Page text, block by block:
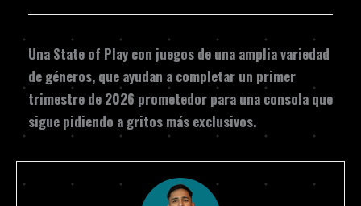
Una State of Play con juegos de una amplia variedad
de géneros, que ayudan a completar un primer
trimestre de 2026 prometedor para una consola que
sigue pidiendo a gritos más exclusivos.